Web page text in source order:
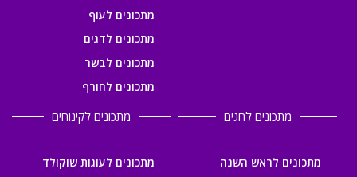
מתכונים לעוף
מתכונים לדגים
מתכונים לבשר
מתכונים לחורף
מתכונים לחגים
מתכונים לראש השנה
מתכונים לקינוחים
מתכונים לעוגות שוקולד